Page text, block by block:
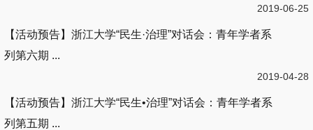
2019-06-25
【活动预告】浙江大学“民生·治理”对话会：青年学者系
列第六期 ...
2019-04-28
【活动预告】浙江大学“民生•治理”对话会：青年学者系
列第五期 ...